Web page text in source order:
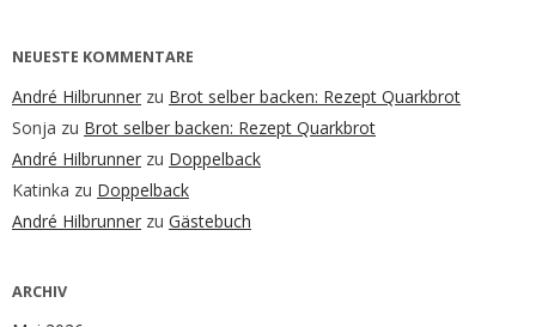
NEUESTE KOMMENTARE
André Hilbrunner zu Brot selber backen: Rezept Quarkbrot
Sonja zu Brot selber backen: Rezept Quarkbrot
André Hilbrunner zu Doppelback
Katinka zu Doppelback
André Hilbrunner zu Gästebuch
ARCHIV